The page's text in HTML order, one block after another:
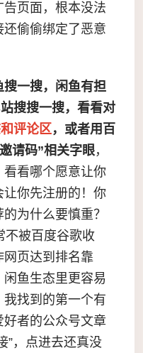
页面，根本没法
偷偷绑定了恶意
一搜，闲鱼有担
搜搜一搜，看看对
评论区，或者用百
请码”相关字眼，
看哪个愿意让你
你先注册的！你
为什么要慎重？
不被百度谷歌收
网页达到排名靠
鱼生态里更容易
找到的第一个有
者的公众号文章
”，点进去还真没